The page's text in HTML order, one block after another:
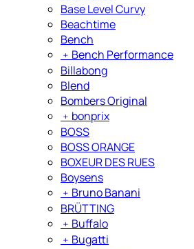
Base Level Curvy
Beachtime
Bench
﹢ Bench Performance
Billabong
Blend
Bombers Original
﹢ bonprix
BOSS
BOSS ORANGE
BOXEUR DES RUES
Boysens
﹢ Bruno Banani
BRÜTTING
﹢ Buffalo
﹢ Bugatti